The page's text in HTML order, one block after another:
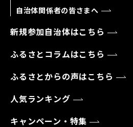
自治体関係者の皆さまへ
新規参加自治体はこちら
ふるさとコラムはこちら
ふるさとからの声はこちら
人気ランキング
キャンペーン・特集